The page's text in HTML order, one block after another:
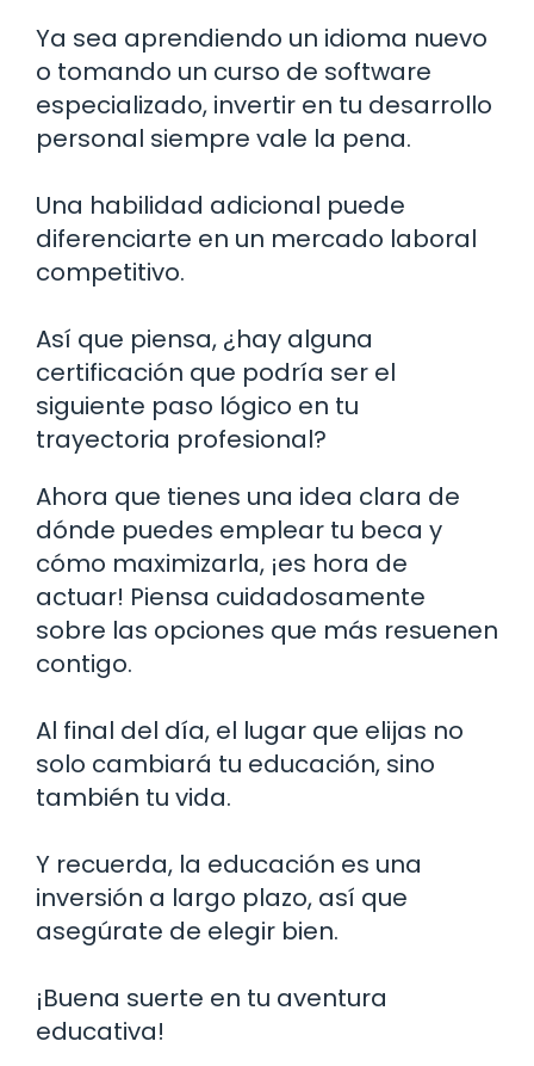
Ya sea aprendiendo un idioma nuevo
o tomando un curso de software
especializado, invertir en tu desarrollo
personal siempre vale la pena.
Una habilidad adicional puede
diferenciarte en un mercado laboral
competitivo.
Así que piensa, ¿hay alguna
certificación que podría ser el
siguiente paso lógico en tu
trayectoria profesional?
Ahora que tienes una idea clara de
dónde puedes emplear tu beca y
cómo maximizarla, ¡es hora de
actuar! Piensa cuidadosamente
sobre las opciones que más resuenen
contigo.
Al final del día, el lugar que elijas no
solo cambiará tu educación, sino
también tu vida.
Y recuerda, la educación es una
inversión a largo plazo, así que
asegúrate de elegir bien.
¡Buena suerte en tu aventura
educativa!